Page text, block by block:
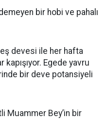
bir hobi ve pahalı
devesi ile her hafta
kapışıyor. Egede yavru
bir deve potansiyeli
Muammer Bey’in bir